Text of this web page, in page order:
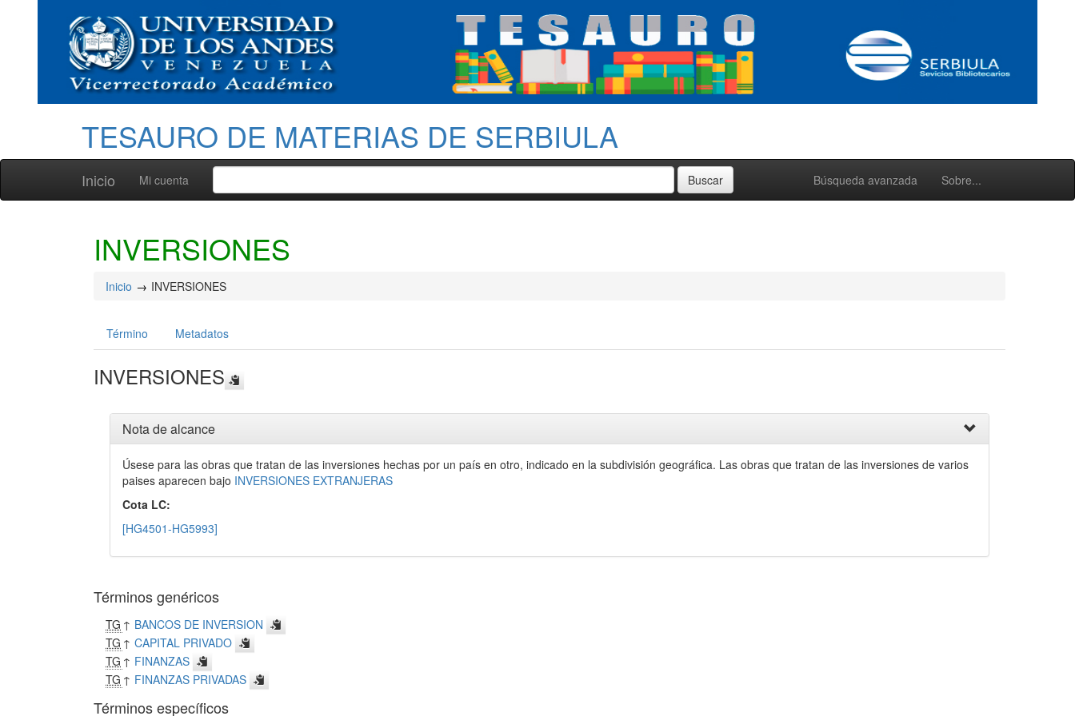
TESAURO DE MATERIAS DE SERBIULA
Inicio Búsqueda avanzada Sobre...
Mi cuenta
INVERSIONES
Inicio INVERSIONES
Término Metadatos
INVERSIONES
Nota de alcance
Úsese para las obras que tratan de las inversiones hechas por un país en otro, indicado en la subdivisión geográfica. Las obras que tratan de las inversiones de varios
paises aparecen bajo INVERSIONES EXTRANJERAS
Cota LC:
[HG4501-HG5993]
Términos genéricos
TG ↑ BANCOS DE INVERSION
TG ↑CAPITAL PRIVADO
TG ↑ FINANZAS
TG ↑ FINANZAS PRIVADAS
Términos específicos